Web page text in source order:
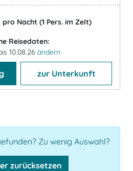
pro Nacht (1 Pers. im Zelt)
Reisedaten:
10.08.26 ändern
zur Unterkunft
Zu wenig Auswahl?
zurücksetzen